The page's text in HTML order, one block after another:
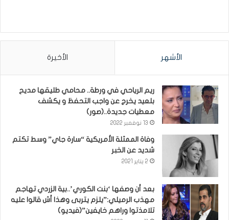
الأشهر الأخيرة
ريم الرياحي في ورطة.. محامي طليقها مديح
بلعيد يخرج عن واجب التحفظ و يكشف
معطيات جديدة..(صور)
13 نوفمبر 2022
وفاة الممثلة الأمريكية “سارة جاي” وسط تكتم
شديد عن الخبر
2 يناير 2021
بعد أن وصفها ‘بنت الكوري’..بية الزردي تهاجم
مهذب الرميلي:”يلزم يتربى وهذا أش قالوا عليه
تلامذتوا وراهم خايفين”(فيديو)